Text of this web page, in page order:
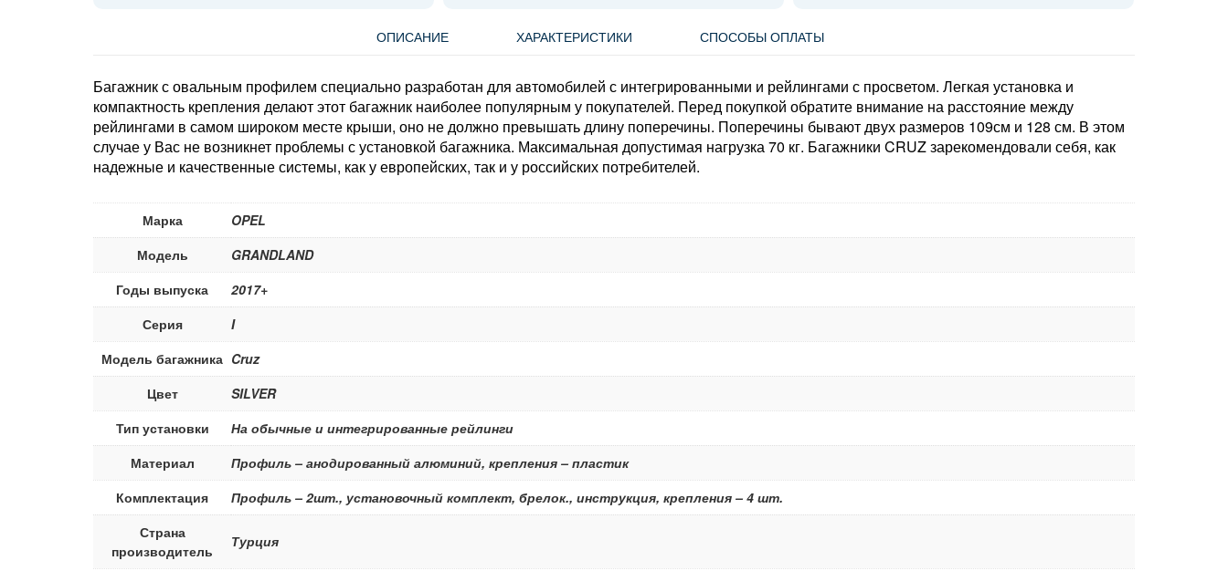
ОПИСАНИЕ ХАРАКТЕРИСТИКИ СПОСОБЫ ОПЛАТЫ
Багажник с овальным профилем специально разработан для автомобилей с интегрированными и рейлингами с просветом. Легкая установка и
компактность крепления делают этот багажник наиболее популярным у покупателей. Перед покупкой обратите внимание на расстояние между
рейлингами в самом широком месте крыши, оно не должно превышать длину поперечины. Поперечины бывают двух размеров 109см и 128 см. В этом
случае у Вас не возникнет проблемы с установкой багажника. Максимальная допустимая нагрузка 70 кг. Багажники CRUZ зарекомендовали себя, как
надежные и качественные системы, как у европейских, так и у российских потребителей.
Марка
OPEL
Модель
GRANDLAND
Годы выпуска
2017+
Серия
I
Модель багажника Cruz
Цвет
SILVER
Тип установки
На обычные и интегрированные рейлинги
Материал
Профиль – анодированный алюминий, крепления – пластик
Комплектация
Профиль – 2шт., установочный комплект, брелок., инструкция, крепления – 4 шт.
Страна
производитель
Турция